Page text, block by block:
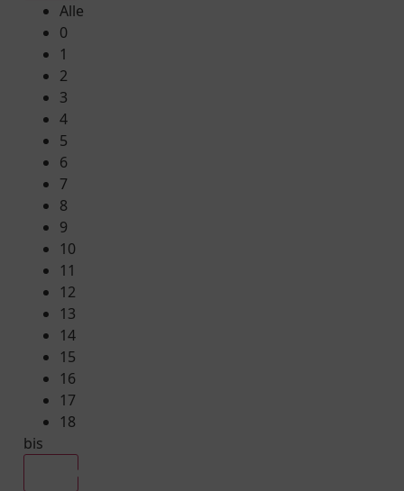
Alle
0
1
2
3
4
5
6
7
8
9
10
11
12
13
14
15
16
17
18
bis